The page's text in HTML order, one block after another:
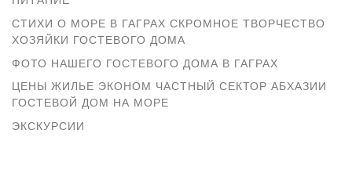
СТИХИ О МОРЕ В ГАГРАХ СКРОМНОЕ ТВОРЧЕСТВО
ХОЗЯЙКИ ГОСТЕВОГО ДОМА
ФОТО НАШЕГО ГОСТЕВОГО ДОМА В ГАГРАХ
ЦЕНЫ ЖИЛЬЕ ЭКОНОМ ЧАСТНЫЙ СЕКТОР АБХАЗИИ
ГОСТЕВОЙ ДОМ НА МОРЕ
ЭКСКУРСИИ